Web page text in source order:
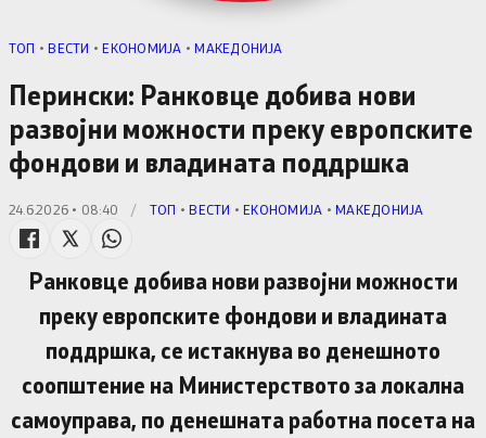
TОП •ВЕСТИ •ЕКОНОМИЈА •МАКЕДОНИЈА
Перински: Ранковце добива нови
развојни можности преку европските
фондови и владината поддршка
24.6.2026 • 08:40 / TОП •ВЕСТИ •ЕКОНОМИЈА •МАКЕДОНИЈА
Ранковце добива нови развојни можности
преку европските фондови и владината
поддршка, се истакнува во денешното
соопштение на Министерството за локална
самоуправа, по денешната работна посета на